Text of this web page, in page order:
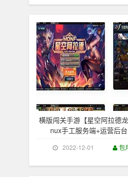
横版闯关手游【星空阿拉德
nux手工服务端+运营后
2022-12-01 包